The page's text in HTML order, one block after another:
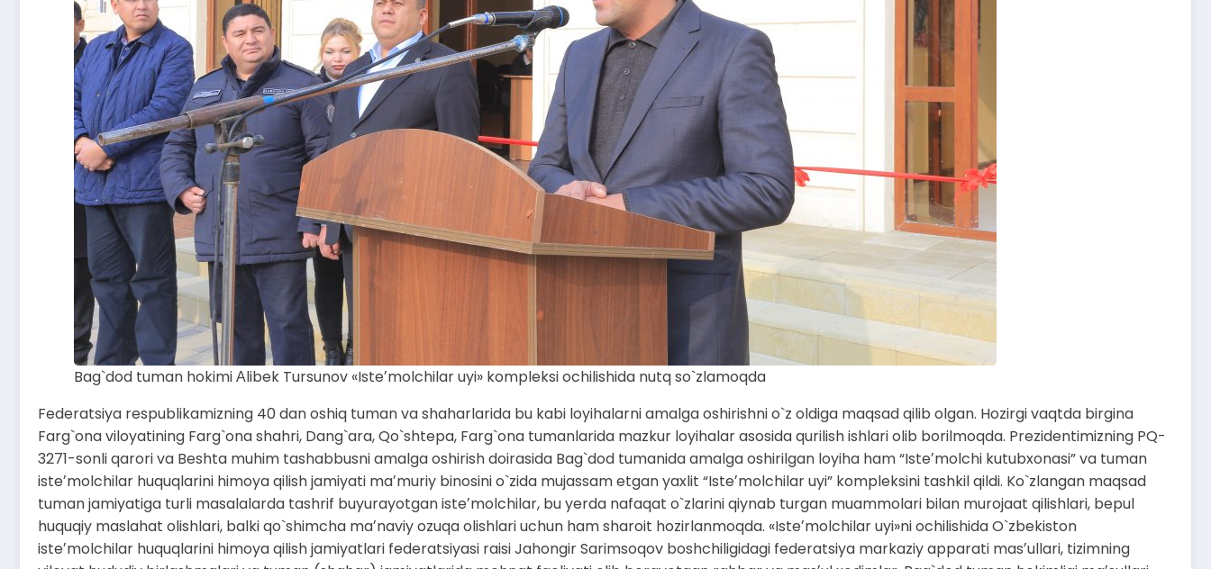
Bag`dod tuman hokimi Аlibek Tursunov «Isteʼmolchilar uyi» kompleksi ochilishida nutq so`zlamoqda
Federatsiya respublikamizning 40 dan oshiq tuman va shaharlarida bu kabi loyihalarni amalga oshirishni o`z oldiga maqsad qilib olgan. Hozirgi vaqtda birgina
Farg`ona viloyatining Farg`ona shahri, Dang`ara, Qo`shtepa, Farg`ona tumanlarida mazkur loyihalar asosida qurilish ishlari olib borilmoqda. Prezidentimizning PQ-
3271-sonli qarori va Beshta muhim tashabbusni amalga oshirish doirasida Bag`dod tumanida amalga oshirilgan loyiha ham “Isteʼmolchi kutubxonasi” va tuman
isteʼmolchilar huquqlarini himoya qilish jamiyati maʼmuriy binosini o`zida mujassam etgan yaxlit “Isteʼmolchilar uyi” kompleksini tashkil qildi. Ko`zlangan maqsad
tuman jamiyatiga turli masalalarda tashrif buyurayotgan isteʼmolchilar, bu yerda nafaqat o`zlarini qiynab turgan muammolari bilan murojaat qilishlari, bepul
huquqiy maslahat olishlari, balki qo`shimcha maʼnaviy ozuqa olishlari uchun ham sharoit hozirlanmoqda. «Isteʼmolchilar uyi»ni ochilishida O`zbekiston
isteʼmolchilar huquqlarini himoya qilish jamiyatlari federatsiyasi raisi Jahongir Sarimsoqov boshchiligidagi federatsiya markaziy apparati masʼullari, tizimning